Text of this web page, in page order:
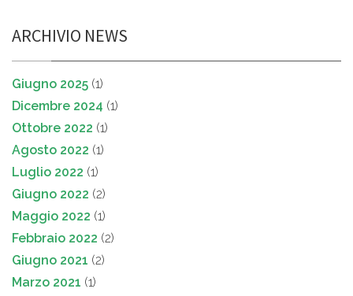
ARCHIVIO NEWS
Giugno 2025 (1)
Dicembre 2024 (1)
Ottobre 2022 (1)
Agosto 2022 (1)
Luglio 2022 (1)
Giugno 2022 (2)
Maggio 2022 (1)
Febbraio 2022 (2)
Giugno 2021 (2)
Marzo 2021 (1)